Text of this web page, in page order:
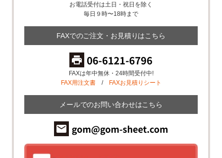
お電話受付は土日・祝日を除く
毎日９時〜18時まで
FAXでのご注文・お見積りはこちら
FAXは年中無休・24時間受付中!
FAX用注文書/ FAXお見積りシート
メールでのお問い合わせはこちら